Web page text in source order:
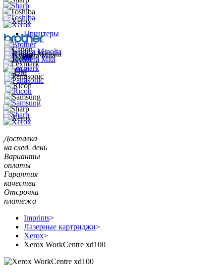
Принтеры
Доставка
на след. день
Варианты
оплаты
Гарантия
качества
Отсрочка
платежа
Imprints>
Лазерные картриджи>
Xerox>
Xerox WorkCentre xd100